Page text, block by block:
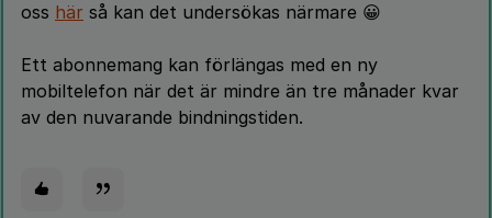
oss här så kan det undersökas närmare 😀
Ett abonnemang kan förlängas med en ny
mobiltelefon när det är mindre än tre månader kvar
av den nuvarande bindningstiden.